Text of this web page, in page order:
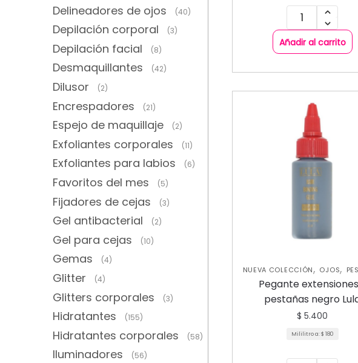
Añadir al carrito
NUEVA COLECCIÓN, OJOS,
POSTIZAS
Pegante
pestañas negro
$ 5.400
Mililitro a:$ 180
Delineadores de ojos (40)
Depilación corporal (3)
Depilación facial (8)
Desmaquillantes (42)
Dilusor (2)
Encrespadores (21)
Espejo de maquillaje (2)
Exfoliantes corporales (11)
Exfoliantes para labios (6)
Favoritos del mes (5)
Fijadores de cejas (3)
Gel antibacterial (2)
Gel para cejas (10)
Gemas (4)
Glitter (4)
Glitters corporales (3)
Hidratantes (155)
Hidratantes corporales (58)
Iluminadores (56)